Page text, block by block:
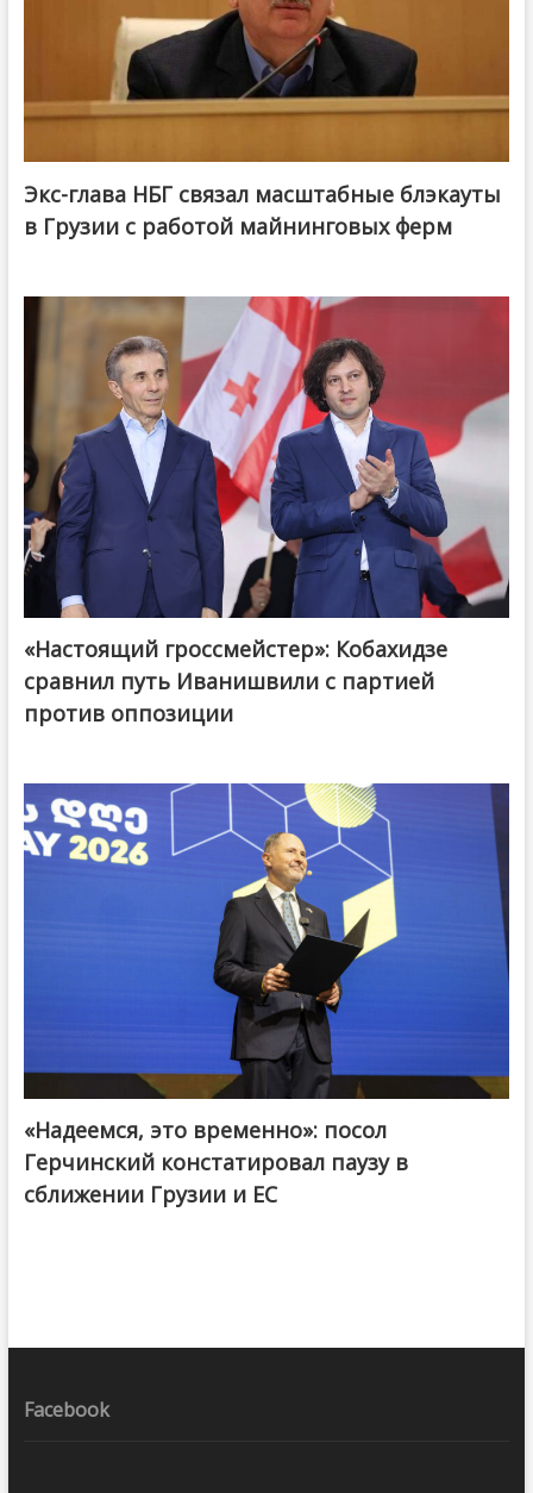
Экс-глава НБГ связал масштабные блэкауты
в Грузии с работой майнинговых ферм
@ქართული ოცნება / Georgian Dream
«Настоящий гроссмейстер»: Кобахидзе
сравнил путь Иванишвили с партией
против оппозиции
«Надеемся, это временно»: посол
Герчинский констатировал паузу в
сближении Грузии и ЕС
Facebook